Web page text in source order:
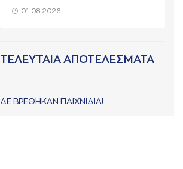
01-08-2026
ΤΕΛΕΥΤΑΙΑ ΑΠΟΤΕΛΕΣΜΑΤΑ
ΔΕ ΒΡΕΘΗΚΑΝ ΠΑΙΧΝΙΔΙΑ!